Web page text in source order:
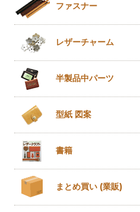
ファスナー
レザーチャーム
半製品中パーツ
型紙 図案
書籍
まとめ買い (業販)